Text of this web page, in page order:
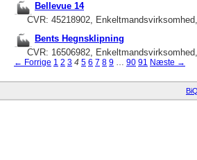
Bellevue 14
CVR: 45218902,
Bents Hegnsklipning
CVR: 16506982,
← Forrige 1 2 3 4 5 6 7 8 9 … 90 91 Næste →